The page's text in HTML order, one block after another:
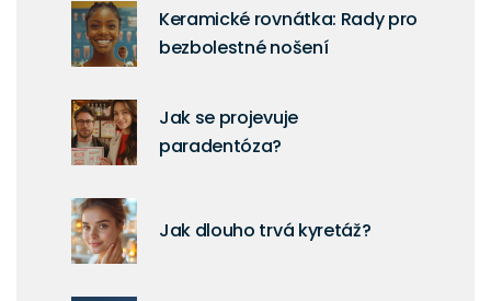
Keramické rovnátka: Rady pro
bezbolestné nošení
Jak se projevuje
paradentóza?
Jak dlouho trvá kyretáž?